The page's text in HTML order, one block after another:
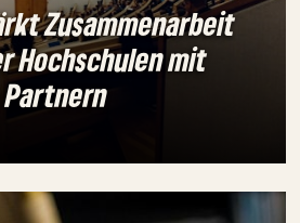
Zusammenarbeit
Hochschulen mit